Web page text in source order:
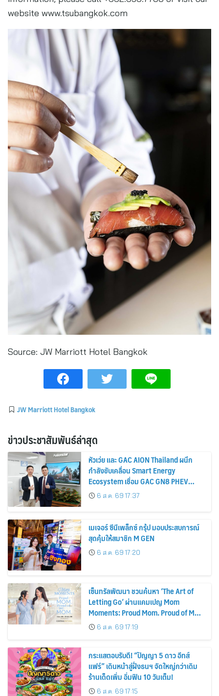
website www.tsubangkok.com
Source: JW Marriott Hotel Bangkok
JW Marriott Hotel Bangkok
ข่าวประชาสัมพันธ์ล่าสุด
หัวเว่ย และ GAC AION Thailand ผนึก
กำลังขับเคลื่อน Smart Energy
Ecosystem เชื่อม GAC GN8 PHEV
รถยนต์ MPV ระดับพรีเมียม เข้ากับ
พลังงานแสงอาทิตย์ภายในบ้าน
6 ส.ค. 69 17:37
เมเจอร์ ซีนีเพล็กซ์ กรุ้ป มอบประสบการณ์
สุดคุ้มให้สมาชิก M GEN
6 ส.ค. 69 17:20
เซ็นทรัลพัฒนา ชวนค้นหา ‘The Art of
Letting Go’ ผ่านแคมเปญ Mom
Moments: Proud Mom. Proud of My
Mom.6 ส.ค. 69 17:19
กระแสตอบรับดี! “ปัญญา 5 ดาว อีทส์
แฟร์” เดินหน้าสู่ฝั่งธนฯ จัดใหญ่กว่าเดิม
ร้านเด็ดเพิ่ม อิ่มฟิน 10 วันเต็ม!
6 ส.ค. 69 17:15